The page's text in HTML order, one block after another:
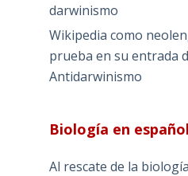
darwinismo
Wikipedia como
prueba en su entrada
Antidarwinismo
Biología en español
Al rescate de la biología